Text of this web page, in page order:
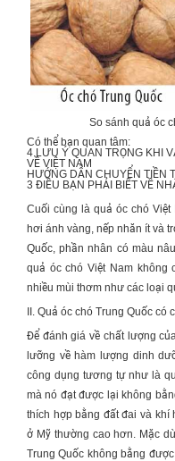
So sánh quả óc
Có thể bạn quan tâm:
4 LƯU Ý QUAN TRỌNG KHI
VỀ VIỆT NAM
HƯỚNG DẪN CHUYỂN TIỀN
3 ĐIỀU BẠN PHẢI BIẾT VỀ
Cuối cùng là quả óc chó
hơi ánh vàng, nếp nhăn ít và
Quốc, phần nhân có màu
quả óc chó Việt Nam không
nhiều mùi thơm như các loại
II. Quả óc chó Trung Quốc có
Để đánh giá về chất lượng
lưỡng về hàm lượng dinh
công dụng tương tự như là
mà nó đạt được lại không
thích hợp bằng đất đai và khí
ở Mỹ thường cao hơn. Mặc
Trung Quốc không bằng